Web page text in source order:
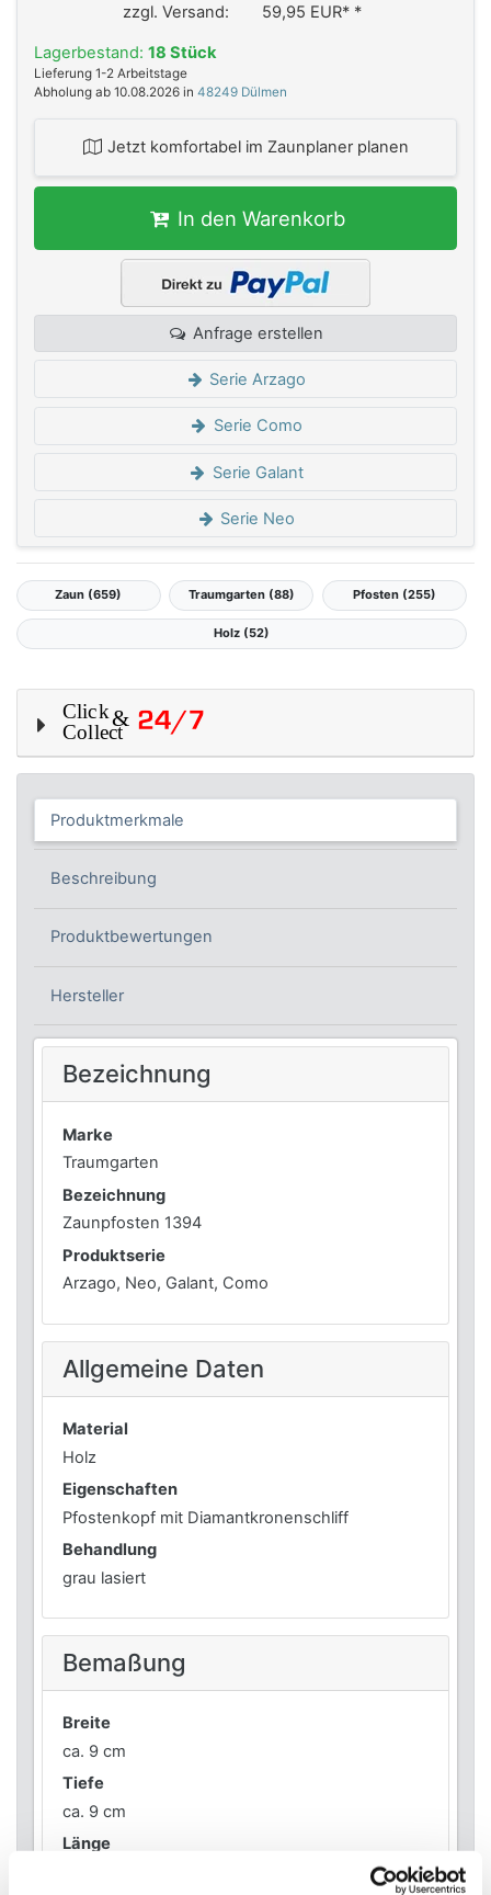
zzgl. Versand:
59,95 EUR* *
Lagerbestand: 18 Stück
Lieferung 1-2 Arbeitstage
Abholung ab 10.08.2026 in 48249 Dülmen
Jetzt komfortabel im Zaunplaner planen
In den Warenkorb
Anfrage erstellen
Serie Arzago
Serie Como
Serie Galant
Serie Neo
Zaun (659) Traumgarten (88) Pfosten (255)
Holz (52)
Produktmerkmale
Beschreibung
Produktbewertungen
Hersteller
Bezeichnung
Marke
Traumgarten
Bezeichnung
Zaunpfosten 1394
Produktserie
Arzago, Neo, Galant, Como
Allgemeine Daten
Material
Holz
Eigenschaften
Pfostenkopf mit Diamantkronenschliff
Behandlung
grau lasiert
Bemaßung
Breite
ca. 9 cm
Tiefe
ca. 9 cm
Länge